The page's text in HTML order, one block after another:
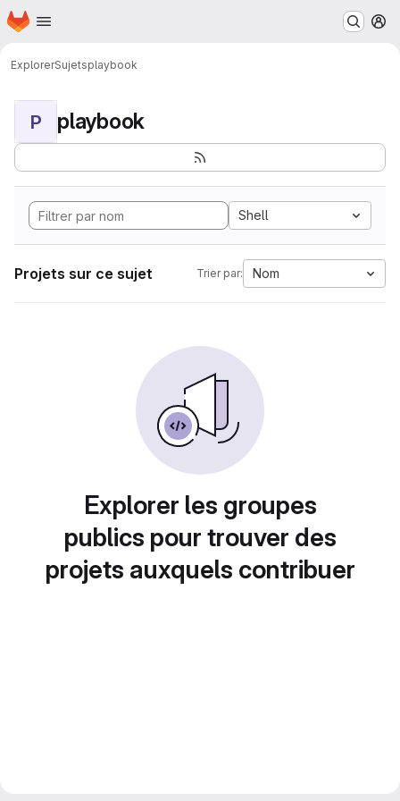
Passer au contenu principal
Page d'accueil
ExplorerSujetsplaybook
P playbook
Shell
Projets sur ce sujet Trier par: Nom
Explorer les groupes
publics pour trouver des
projets auxquels contribuer